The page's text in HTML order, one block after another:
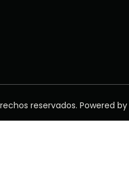
reservados. Powered by